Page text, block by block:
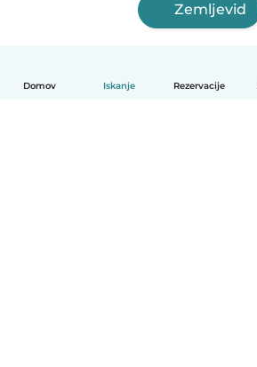
Domov Iskanje Rezervacije
Zemljevid